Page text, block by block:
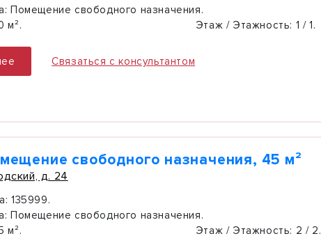
Помещение свободного назначения.
м². Этаж / Этажность: 1 / 1.
Связаться с консультантом
свободного назначения, 45 м²
д. 24
135999.
Помещение свободного назначения.
м². Этаж / Этажность: 2 / 2.